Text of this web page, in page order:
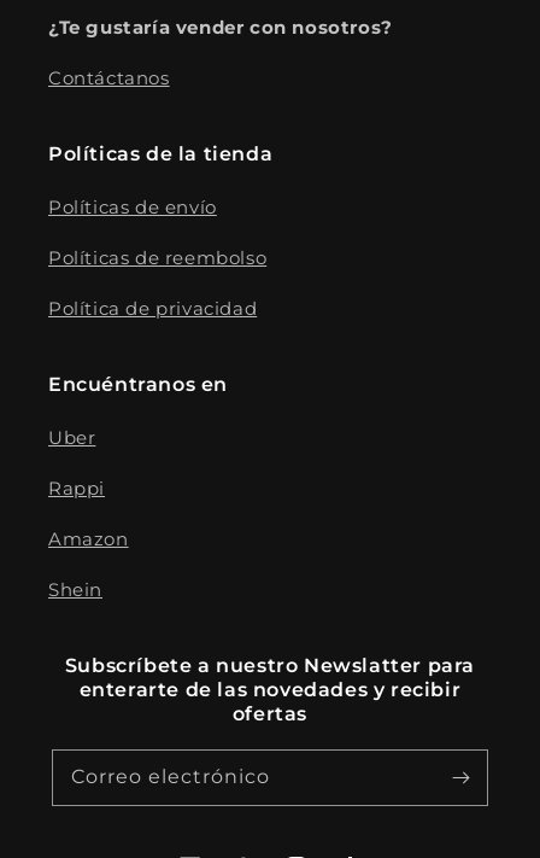
¿Te gustaría vender con nosotros?
Contáctanos
Políticas de la tienda
Políticas de envío
Políticas de reembolso
Política de privacidad
Encuéntranos en
Uber
Rappi
Amazon
Shein
Subscríbete a nuestro Newslatter para
enterarte de las novedades y recibir
ofertas
Correo electrónico